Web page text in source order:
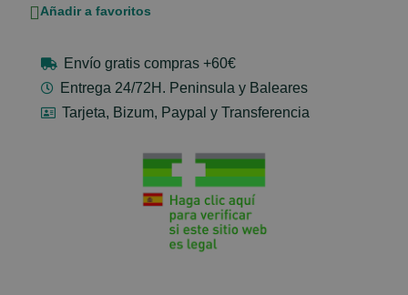
Añadir a favoritos
Envío gratis compras +60€
Entrega 24/72H. Peninsula y Baleares
Tarjeta, Bizum, Paypal y Transferencia